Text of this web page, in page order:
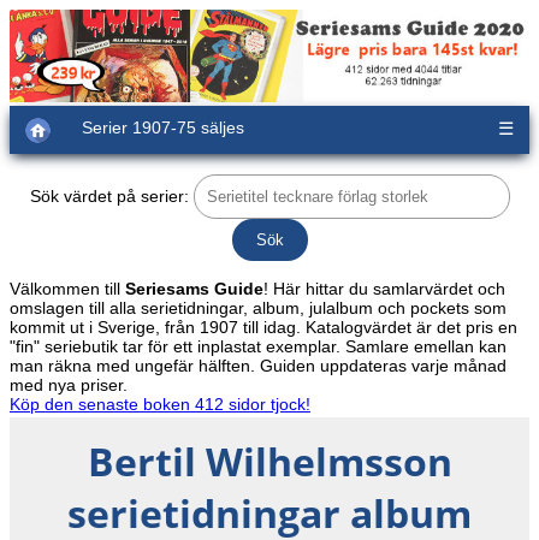
Serier 1907-75 säljes ☰
Sök värdet på serier:
Välkommen till Seriesams Guide! Här hittar du samlarvärdet och
omslagen till alla serietidningar, album, julalbum och pockets som
kommit ut i Sverige, från 1907 till idag. Katalogvärdet är det pris en
"fin" seriebutik tar för ett inplastat exemplar. Samlare emellan kan
man räkna med ungefär hälften. Guiden uppdateras varje månad
med nya priser.
Köp den senaste boken 412 sidor tjock!
Bertil Wilhelmsson
serietidningar album